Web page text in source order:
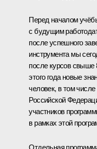
Перед началом
с будущим
после успешного
инструмента мы
после курсов свыше
этого года новые
человек, в том
Российской
участников
в рамках этой
Отдельная